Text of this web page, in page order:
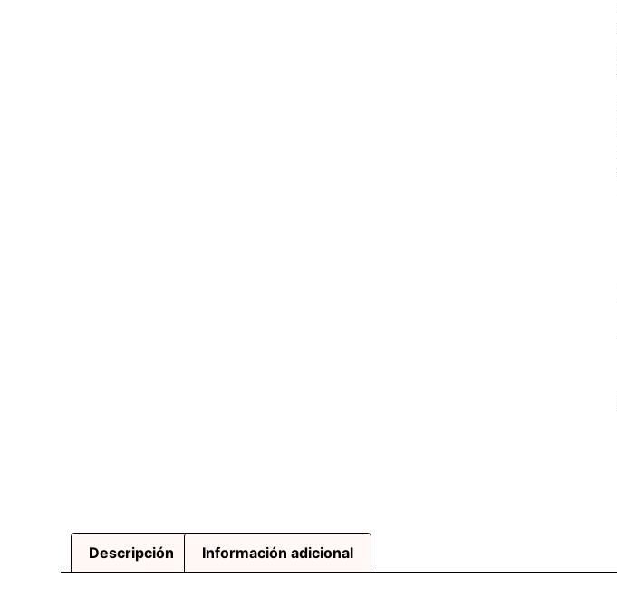
Descripción Información adicional